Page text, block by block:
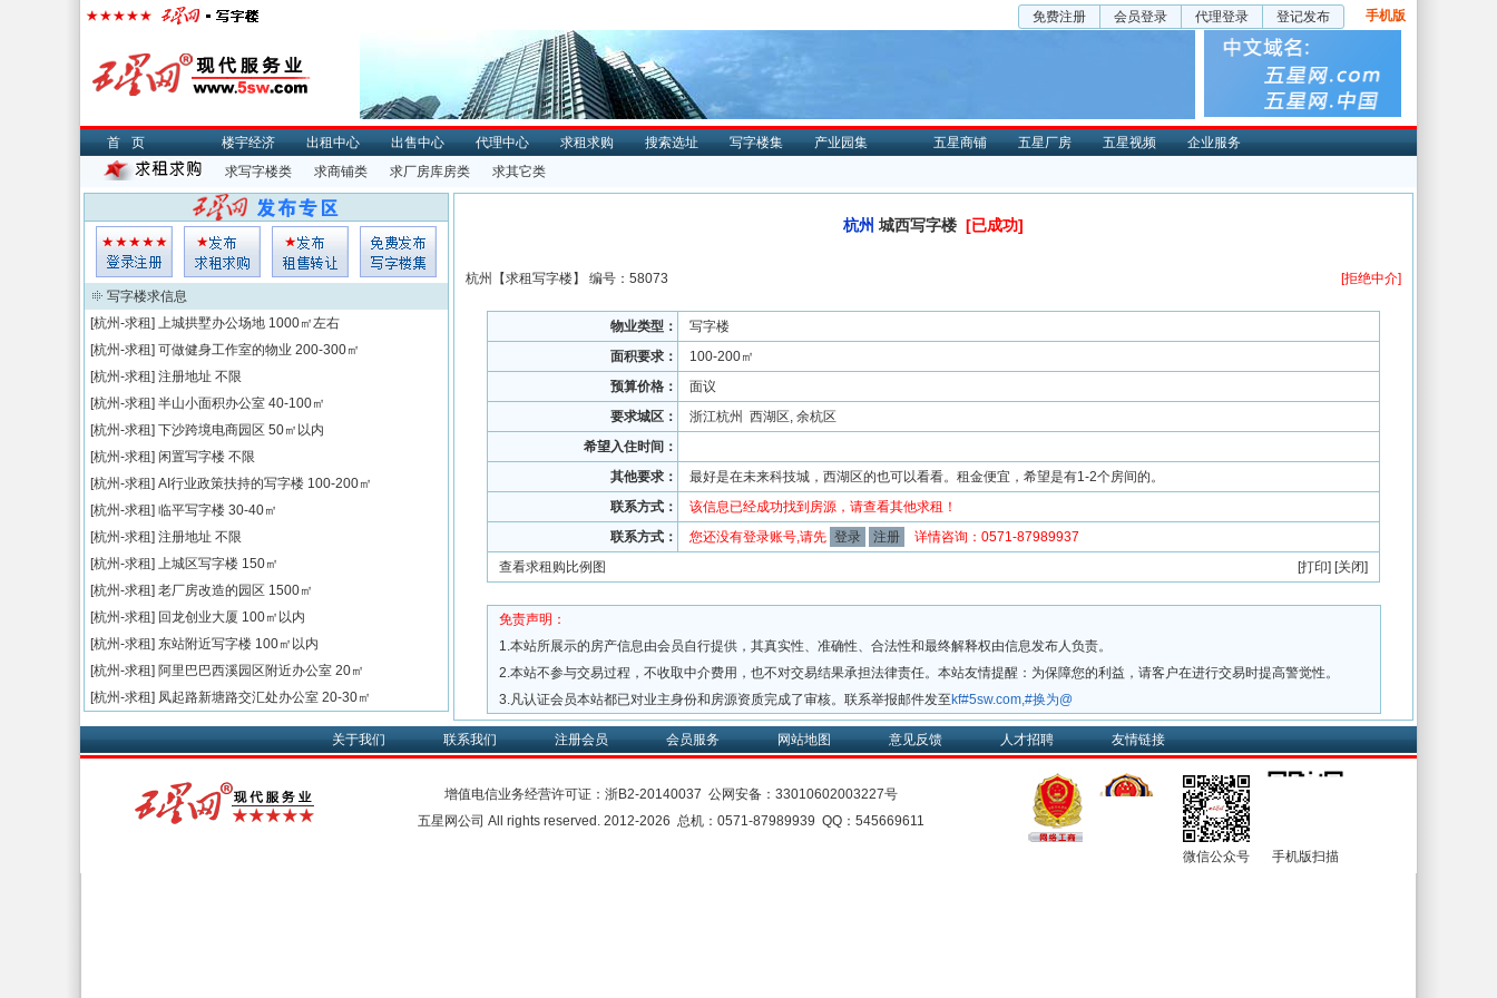
免费注册 会员登录 代理登录 登记发布 手机版
首页 楼宇经济 出租中心 出售中心 代理中心 求租求购 搜索选址 写字楼集 产业园集 五星商铺 五星厂房 五星视频
企业服务
求写字楼类
求商铺类 求厂房库房类 求其它类
杭州 城西写字楼 [已成功]
[拒绝中介]
杭州【求租写字楼】 编号：58073
物业类型：
写字楼
面积要求：
100-200㎡
预算价格：
面议
要求城区：
浙江杭州 西湖区, 余杭区
希望入住时间：
其他要求：
最好是在未来科技城，西湖区的也可以看看。租金便宜，希望是有1-2个房间的。
联系方式：
该信息已经成功找到房源，请查看其他求租！
联系方式：
您还没有登录账号,请先 登录 注册
详情咨询：0571-87989937
查看求租购比例图
[打印] [关闭]
免责声明：
1.本站所展示的房产信息由会员自行提供，其真实性、准确性、合法性和最终解释权由信息发布人负责。
2.本站不参与交易过程，不收取中介费用，也不对交易结果承担法律责任。本站友情提醒：为保障您的利益，请客户在进行交易时提高警觉性。
3.凡认证会员本站都已对业主身份和房源资质完成了审核。联系举报邮件发至 kf#5sw.com,#换为@
写字楼求信息
[杭州-求租] 上城拱墅办公场地 1000㎡左右
[杭州-求租] 可做健身工作室的物业 200-300㎡
[杭州-求租] 注册地址 不限
[杭州-求租] 半山小面积办公室 40-100㎡
[杭州-求租] 下沙跨境电商园区 50㎡以内
[杭州-求租] 闲置写字楼 不限
[杭州-求租] AI行业政策扶持的写字楼 100-200㎡
[杭州-求租] 临平写字楼 30-40㎡
[杭州-求租] 注册地址 不限
[杭州-求租] 上城区写字楼 150㎡
[杭州-求租] 老厂房改造的园区 1500㎡
[杭州-求租] 回龙创业大厦 100㎡以内
[杭州-求租] 东站附近写字楼 100㎡以内
[杭州-求租] 阿里巴巴西溪园区附近办公室 20㎡
[杭州-求租] 凤起路新塘路交汇处办公室 20-30㎡
关于我们 联系我们 注册会员 会员服务 网站地图 意见反馈 人才招聘 友情链接
增值电信业务经营许可证： 浙B2-20140037 公网安备： 33010602003227号
五星网公司 All rights reserved. 2012-2026 总机：0571-87989939 QQ：545669611
微信公众号 手机版扫描